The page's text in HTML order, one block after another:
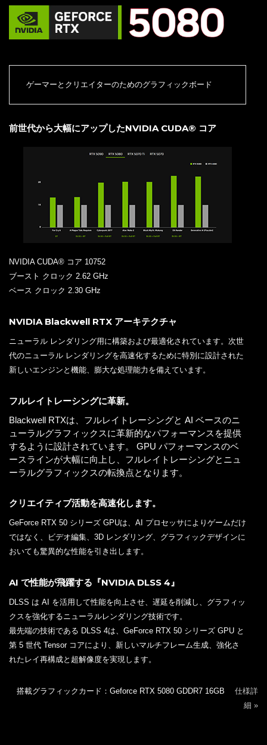
ゲーマーとクリエイターのためのグラフィックボード
前世代から大幅にアップしたNVIDIA CUDA® コア
NVIDIA CUDA® コア 10752
ブースト クロック 2.62 GHz
ベース クロック 2.30 GHz
NVIDIA Blackwell RTX アーキテクチャ
ニューラル レンダリング用に構築および最適化されています。次世
代のニューラル レンダリングを高速化するために特別に設計された
新しいエンジンと機能、膨大な処理能力を備えています。
フルレイトレーシングに革新。
Blackwell RTXは、フルレイトレーシングと AI ベースのニ
ューラルグラフィックスに革新的なパフォーマンスを提供
するように設計されています。 GPU パフォーマンスのベ
ースラインが大幅に向上し、フルレイトレーシングとニュ
ーラルグラフィックスの転換点となります。
クリエイティブ活動を高速化します。
GeForce RTX 50 シリーズ GPUは、AI プロセッサによりゲームだけ
ではなく、ビデオ編集、3D レンダリング、グラフィックデザインに
おいても驚異的な性能を引き出します。
AI で性能が飛躍する『NVIDIA DLSS 4』
DLSS は AI を活用して性能を向上させ、遅延を削減し、グラフィッ
クスを強化するニューラルレンダリング技術です。
最先端の技術である DLSS 4は、GeForce RTX 50 シリーズ GPU と
第 5 世代 Tensor コアにより、新しいマルチフレーム生成、強化さ
れたレイ再構成と超解像度を実現します。
搭載グラフィックカード：Geforce RTX 5080 GDDR7 16GB 仕様詳
細 »